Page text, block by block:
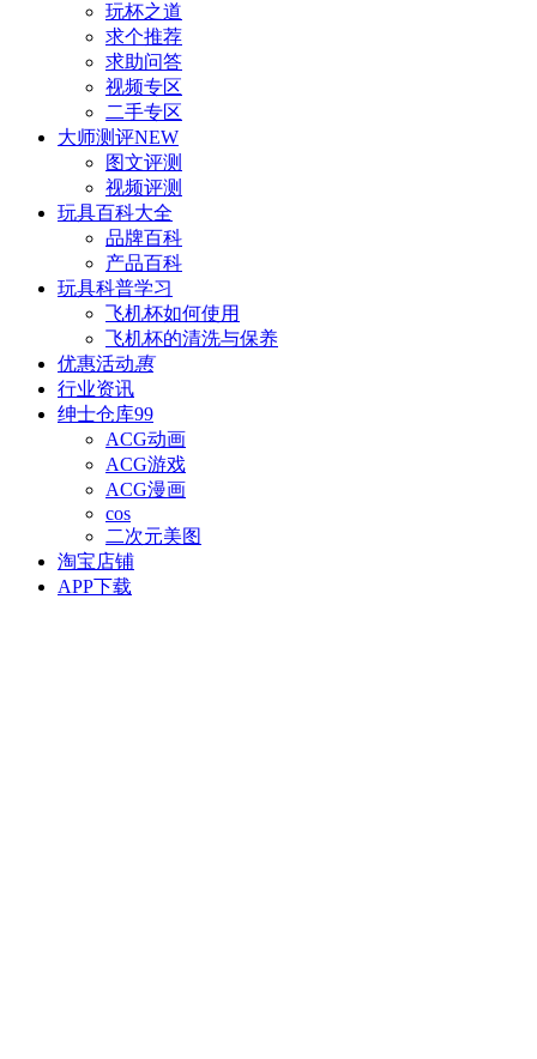
玩杯之道
求个推荐
求助问答
视频专区
二手专区
大师测评NEW
图文评测
视频评测
玩具百科大全
品牌百科
产品百科
玩具科普学习
飞机杯如何使用
飞机杯的清洗与保养
优惠活动惠
行业资讯
绅士仓库99
ACG动画
ACG游戏
ACG漫画
cos
二次元美图
淘宝店铺
APP下载